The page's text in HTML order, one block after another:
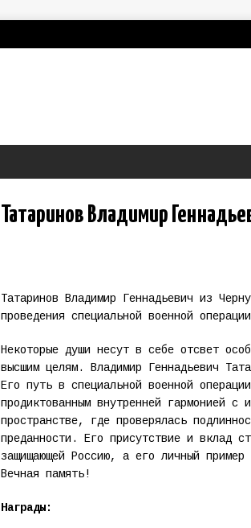
Татаринов Владимир
Татаринов Владимир Геннадьевич из
проведения специальной военной
Некоторые души несут в себе отсвет
высшим целям. Владимир Геннадьевич
Его путь в специальной военной
продиктованным внутренней гармонией
пространстве, где проверялась
преданности. Его присутствие и вклад
защищающей Россию, а его личный
Вечная память!
Награды: